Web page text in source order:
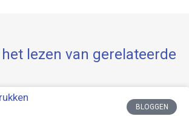
lezen van gerelateerde
BLOGGEN